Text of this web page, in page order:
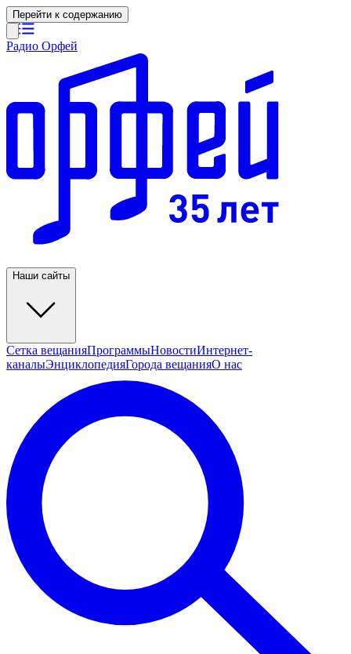
Перейти к содержанию
Радио Орфей
Наши сайты
Сетка вещанияПрограммыНовостиИнтернет-
каналыЭнциклопедияГорода вещанияО нас